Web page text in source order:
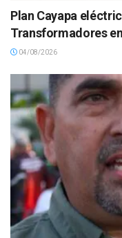
Plan Cayapa
Transformadores
04/08/2026